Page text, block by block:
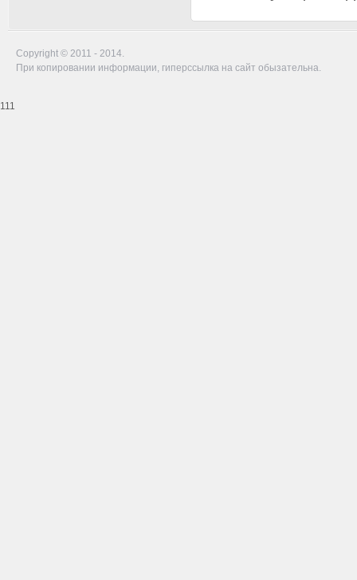
Copyright © 2011 - 2014.
При копировании информации, гиперссылка на сайт обызательна.
111